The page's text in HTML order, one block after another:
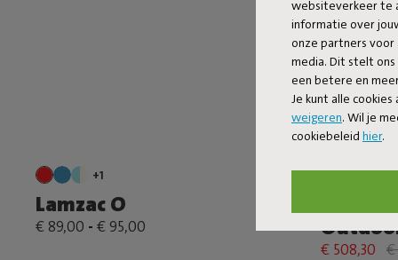
websiteverkeer te
informatie over
onze partners voor
media. Dit stelt
een betere en
Je kunt alle
weigeren. Wil je
cookiebeleid hier.
+1
Lamzac O
€ 89,00 - € 95,00
+6
€ 508,30